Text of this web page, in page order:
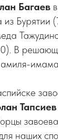
Багаев
из
В
Тапсиев
наших